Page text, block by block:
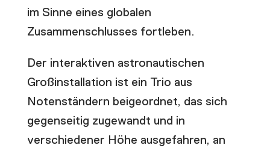
im Sinne eines globalen
Zusammenschlusses fortleben.
Der interaktiven astronautischen
Großinstallation ist ein Trio aus
Notenständern beigeordnet, das sich
gegenseitig zugewandt und in
verschiedener Höhe ausgefahren, an